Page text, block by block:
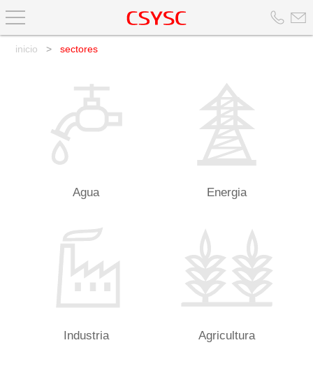
inicio >sectores
Agua Energia
Industria Agricultura